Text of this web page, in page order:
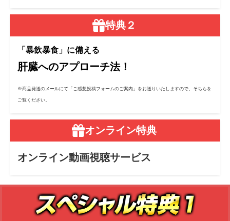
特典２
「暴飲暴食」に備える
肝臓へのアプローチ法！
※商品発送のメールにて「ご感想投稿フォームのご案内」をお送りいたしますので、そちらを
ご覧ください。
オンライン特典
オンライン動画視聴サービス